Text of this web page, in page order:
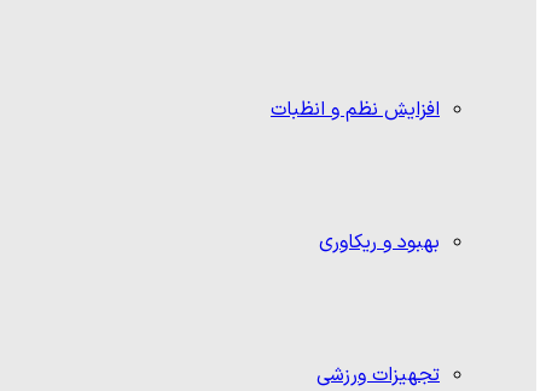
افزایش نظم و انظبات
بهبود و ریکاوری
تجهیزات ورزشی